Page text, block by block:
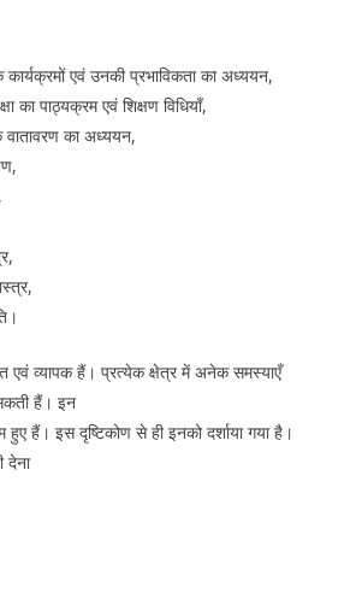
एवं उनकी प्रभाविकता का अध्ययन,
का पाठ्यक्रम एवं शिक्षण विधियाँ,
वातावरण का अध्ययन,
एवं व्यापक हैं। प्रत्येक क्षेत्र में अनेक समस्याएँ
हैं। इन
हैं। इस दृष्टिकोण से ही इनको दर्शाया गया है।
देना